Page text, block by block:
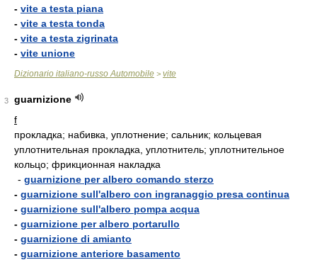
- vite a testa piana
- vite a testa tonda
- vite a testa zigrinata
- vite unione
Dizionario italiano-russo Automobile > vite
3
guarnizione
f
прокладка; набивка, уплотнение; сальник; кольцевая
уплотнительная прокладка, уплотнитель; уплотнительное
кольцо; фрикционная накладка
- guarnizione per albero comando sterzo
- guarnizione sull'albero con ingranaggio presa continua
- guarnizione sull'albero pompa acqua
- guarnizione per albero portarullo
- guarnizione di amianto
- guarnizione anteriore basamento